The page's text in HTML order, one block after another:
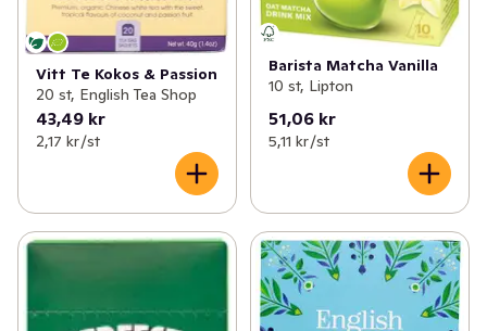
Vitt Te Kokos & Passion
20 st, English Tea Shop
43,49 kr
2,17 kr /st
Barista Matcha Vanilla
10 st, Lipton
51,06 kr
5,11 kr /st